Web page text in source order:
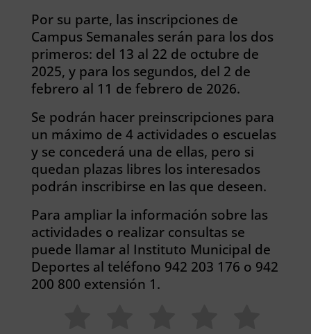
Por su parte, las inscripciones de
Campus Semanales serán para los dos
primeros: del 13 al 22 de octubre de
2025, y para los segundos, del 2 de
febrero al 11 de febrero de 2026.
Se podrán hacer preinscripciones para
un máximo de 4 actividades o escuelas
y se concederá una de ellas, pero si
quedan plazas libres los interesados
podrán inscribirse en las que deseen.
Para ampliar la información sobre las
actividades o realizar consultas se
puede llamar al Instituto Municipal de
Deportes al teléfono 942 203 176 o 942
200 800 extensión 1.